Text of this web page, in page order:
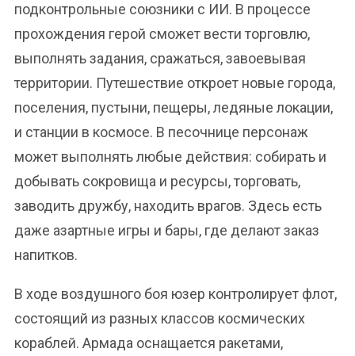
подконтрольные союзники с ИИ. В процессе
прохождения герой сможет вести торговлю,
выполнять задания, сражаться, завоевывая
территории. Путешествие откроет новые города,
поселения, пустыни, пещеры, ледяные локации,
и станции в космосе. В песочнице персонаж
может выполнять любые действия: собирать и
добывать сокровища и ресурсы, торговать,
заводить дружбу, находить врагов. Здесь есть
даже азартные игры и бары, где делают заказ
напитков.
В ходе воздушного боя юзер контролирует флот,
состоящий из разных классов космических
кораблей. Армада оснащается ракетами,